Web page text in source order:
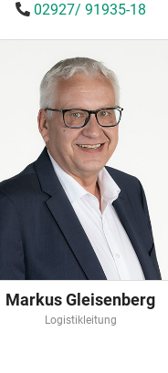
02927/ 91935-18
Markus Gleisenberg
Logistikleitung